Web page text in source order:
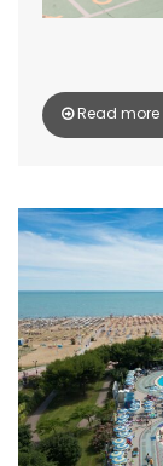
Read more